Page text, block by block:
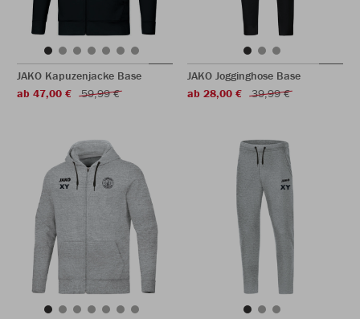
JAKO Kapuzenjacke Base
ab 47,00 €
59,99 €
JAKO Jogginghose Base
ab 28,00 €
39,99 €